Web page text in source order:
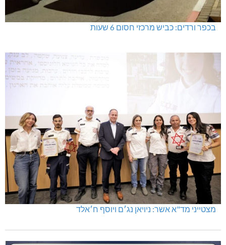
בכפר ורדים: כביש מרכזי חסום 6 שעות
מצטייני מד"א אשר: ניויאן נג׳ם ויוסף ח׳אלד